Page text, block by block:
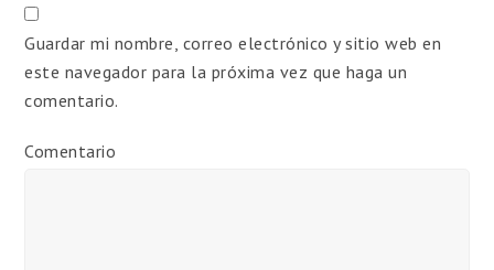
Guardar mi nombre, correo electrónico y sitio web en
este navegador para la próxima vez que haga un
comentario.
Comentario